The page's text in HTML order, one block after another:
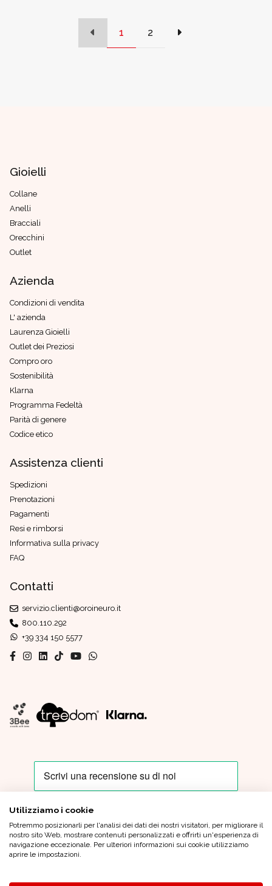
1 2
Gioielli
Collane
Anelli
Bracciali
Orecchini
Outlet
Azienda
Condizioni di vendita
L' azienda
Laurenza Gioielli
Outlet dei Preziosi
Compro oro
Sostenibilità
Klarna
Programma Fedeltà
Parità di genere
Codice etico
Assistenza clienti
Spedizioni
Prenotazioni
Pagamenti
Resi e rimborsi
Informativa sulla privacy
FAQ
Contatti
servizio.clienti@oroineuro.it
800.110.292
+39 334 150 5577
Oro In Euro Italia S.p.A. - Sede Legale: Piazza IV Novembre, 4 - 20124
Milano - Sede Operativa: Via XX Settembre, 6 - 21013 Gallarate (VA)
Tel.
+39 0331 799 920
Utilizziamo i cookie
Potremmo posizionarli per l'analisi dei dati dei nostri visitatori, per migliorare il
nostro sito Web, mostrare contenuti personalizzati e offrirti un'esperienza di
navigazione eccezionale. Per ulteriori informazioni sui cookie utilizziamo
aprire le impostazioni.